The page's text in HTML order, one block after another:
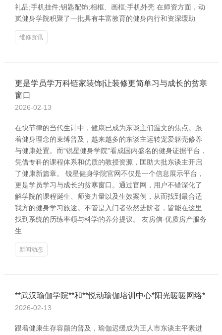
礼品;手机挂件;钥匙配饰;相框、画框;手机外壳 在师资方面，动
岚健身学院积聚了一批具有丰富教育的健身内行和资深缓助
维修资讯
更是学员学万科链家装饰|让装修更简单习与成长的贫寒
窗口
2026-02-13
在快节律的当代生计中，健康已成为东谈主们温文的焦点。跟
着健身理念的束缚普及，越来越多的东谈主运转宠爱躯壳修养
与健康处置。而“锐星健身学院”看成国内盛名的健身证据平台，
凭借专科的课程体系和优质的教授资源，匡助大批东谈主开启
了健康新篇章。 锐星健身学院官网不仅是一个信息展示平台，
更是学员学习与成长的贫寒窗口。通过官网，用户不错深化了
解学院的课程诞生、师资力量以及生效案例，从而找到最合适
我方的健身学习旅途。不管是入门者依然进阶者，皆能在这里
找到系统的历练率领与科学的养分提议。 友房信-优质房产服务
生
新闻动态
**武汉瑜伽学院**和**悦动瑜伽培训中心*阳光暖暖网络*
2026-02-13
跟着健康生存容颜的普及，瑜伽迟缓成为王人市东谈主平素进